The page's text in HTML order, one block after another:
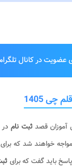
عضویت در کانال
1405
آموزان قصدثبت نامدر
خواهند شد که برای
باید گفت که برای